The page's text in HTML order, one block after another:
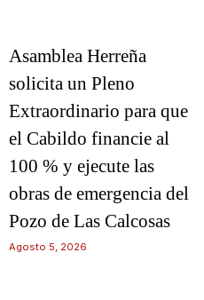
Asamblea Herreña
solicita un Pleno
Extraordinario para que
el Cabildo financie al
100 % y ejecute las
obras de emergencia del
Pozo de Las Calcosas
Agosto 5, 2026